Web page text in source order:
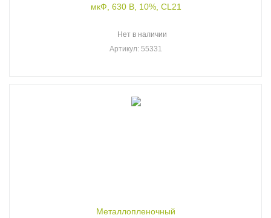
мкФ, 630 В, 10%, CL21
Нет в наличии
Артикул: 55331
Металлопленочный